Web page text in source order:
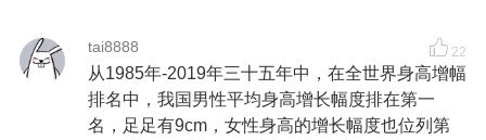
tai8888 22
从1985年-2019年三十五年中，在全世界身高增幅
排名中，我国男性平均身高增长幅度排在第一
名，足足有9cm，女性身高的增长幅度也位列第